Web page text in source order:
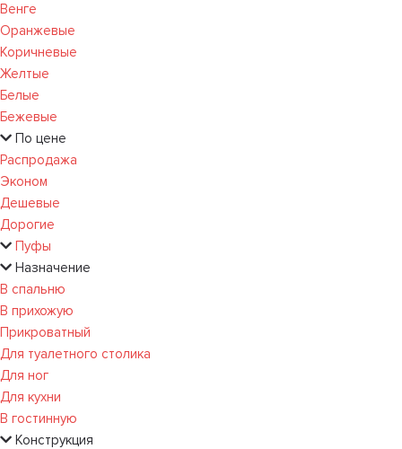
Венге
Оранжевые
Коричневые
Желтые
Белые
Бежевые
По цене
Распродажа
Эконом
Дешевые
Дорогие
Пуфы
Назначение
В спальню
В прихожую
Прикроватный
Для туалетного столика
Для ног
Для кухни
В гостинную
Конструкция